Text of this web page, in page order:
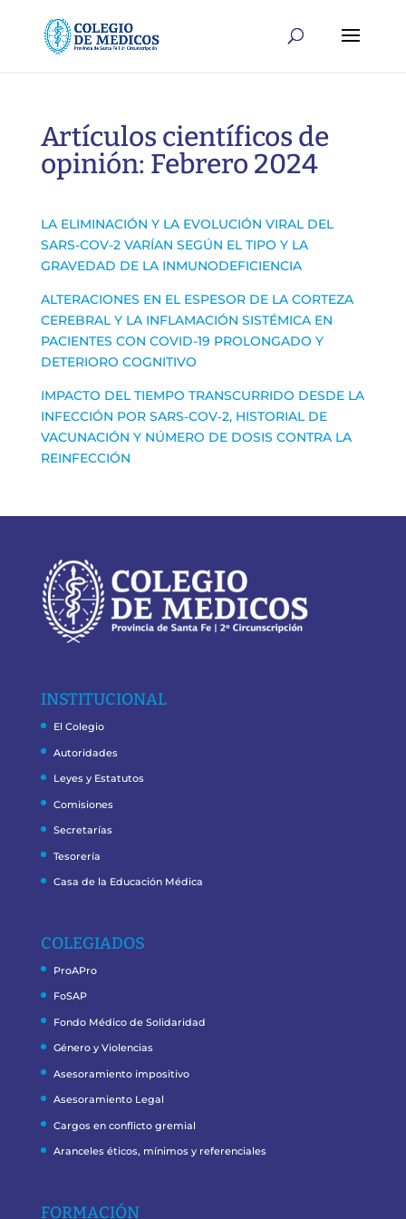
Artículos científicos de
opinión: Febrero 2024
LA ELIMINACIÓN Y LA EVOLUCIÓN VIRAL DEL
SARS-COV-2 VARÍAN SEGÚN EL TIPO Y LA
GRAVEDAD DE LA INMUNODEFICIENCIA
ALTERACIONES EN EL ESPESOR DE LA CORTEZA
CEREBRAL Y LA INFLAMACIÓN SISTÉMICA EN
PACIENTES CON COVID-19 PROLONGADO Y
DETERIORO COGNITIVO
IMPACTO DEL TIEMPO TRANSCURRIDO DESDE LA
INFECCIÓN POR SARS‑COV‑2, HISTORIAL DE
VACUNACIÓN Y NÚMERO DE DOSIS CONTRA LA
REINFECCIÓN
INSTITUCIONAL
El Colegio
Autoridades
Leyes y Estatutos
Comisiones
Secretarías
Tesorería
Casa de la Educación Médica
COLEGIADOS
ProAPro
FoSAP
Fondo Médico de Solidaridad
Género y Violencias
Asesoramiento impositivo
Asesoramiento Legal
Cargos en conflicto gremial
Aranceles éticos, mínimos y referenciales
FORMACIÓN